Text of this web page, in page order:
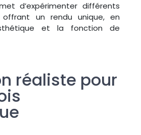
d’expérimenter différents
un rendu unique, en
et la fonction de
réaliste pour